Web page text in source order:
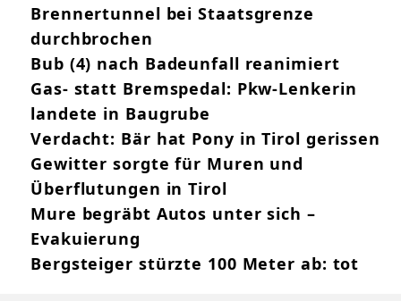
Brennertunnel bei Staatsgrenze
durchbrochen
Bub (4) nach Badeunfall reanimiert
Gas- statt Bremspedal: Pkw-Lenkerin
landete in Baugrube
Verdacht: Bär hat Pony in Tirol gerissen
Gewitter sorgte für Muren und
Überflutungen in Tirol
Mure begräbt Autos unter sich –
Evakuierung
Bergsteiger stürzte 100 Meter ab: tot